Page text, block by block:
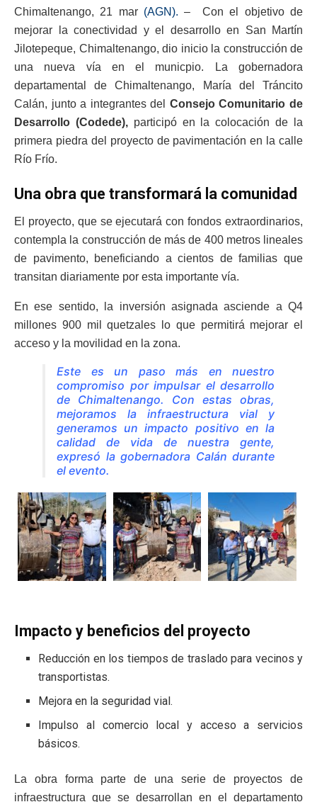
Chimaltenango, 21 mar (AGN). – Con el objetivo de
mejorar la conectividad y el desarrollo en San Martín
Jilotepeque, Chimaltenango, dio inicio la construcción de
una nueva vía en el municpio. La gobernadora
departamental de Chimaltenango, María del Tráncito
Calán, junto a integrantes del Consejo Comunitario de
Desarrollo (Codede),participó en la colocación de la
primera piedra del proyecto de pavimentación en la calle
Río Frío.
Una obra que transformará la comunidad
El proyecto, que se ejecutará con fondos extraordinarios,
contempla la construcción de más de 400 metros lineales
de pavimento, beneficiando a cientos de familias que
transitan diariamente por esta importante vía.
En ese sentido, la inversión asignada asciende a Q4
millones 900 mil quetzales lo que permitirá mejorar el
acceso y la movilidad en la zona.
Este es un paso más en nuestro
compromiso por impulsar el desarrollo
de Chimaltenango. Con estas obras,
mejoramos la infraestructura vial y
generamos un impacto positivo en la
calidad de vida de nuestra gente,
expresó la gobernadora Calán durante
el evento.
Impacto y beneficios del proyecto
Reducción en los tiempos de traslado para vecinos y
transportistas.
Mejora en la seguridad vial.
Impulso al comercio local y acceso a servicios
básicos.
La obra forma parte de una serie de proyectos de
infraestructura que se desarrollan en el departamento